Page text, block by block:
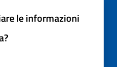
le informazioni